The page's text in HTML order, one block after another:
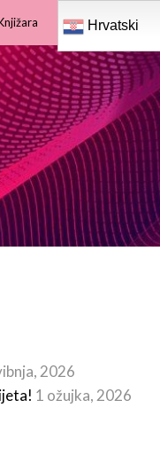
Hrvatski
2026
1 ožujka, 2026